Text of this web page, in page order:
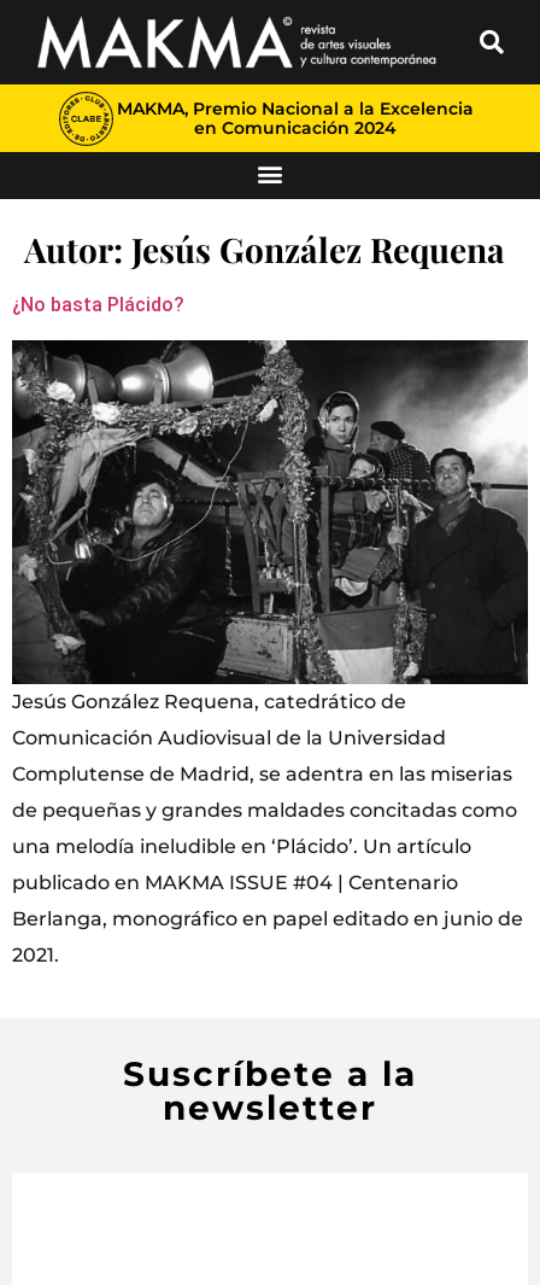
MAKMA, Premio Nacional a la Excelencia
en Comunicación 2024
Autor: Jesús González Requena
¿No basta Plácido?
Jesús González Requena, catedrático de
Comunicación Audiovisual de la Universidad
Complutense de Madrid, se adentra en las miserias
de pequeñas y grandes maldades concitadas como
una melodía ineludible en ‘Plácido’. Un artículo
publicado en MAKMA ISSUE #04 | Centenario
Berlanga, monográfico en papel editado en junio de
2021.
Suscríbete a la
newsletter